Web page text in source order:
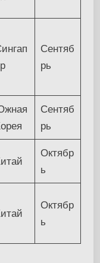
Сентяб
рь
Сентяб
рь
Октябр
ь
Октябр
ь